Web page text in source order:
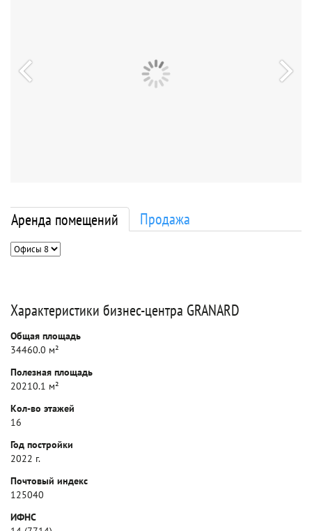
Аренда помещений Продажа
Характеристики бизнес-центра GRANARD
Общая площадь
34460.0 м²
Полезная площадь
20210.1 м²
Кол-во этажей
16
Год постройки
2022 г.
Почтовый индекс
125040
ИФНС